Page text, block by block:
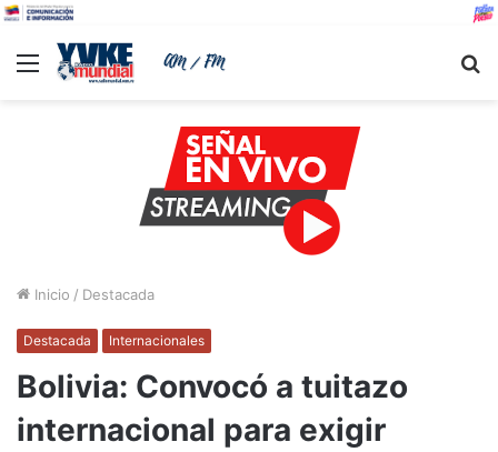
Menu
Inicio / Destacada
Destacada Internacionales
Bolivia: Convocó a tuitazo
internacional para exigir